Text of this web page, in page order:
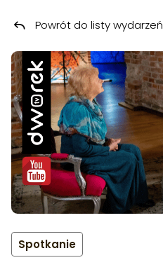
Przeskocz do treści
Spotkanie
Powrót do listy wydarzeń